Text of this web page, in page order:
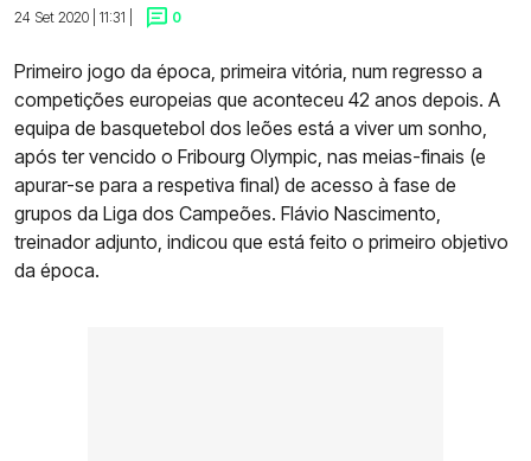
24 Set 2020 | 11:31 |
0
Primeiro jogo da época, primeira vitória, num regresso a
competições europeias que aconteceu 42 anos depois. A
equipa de basquetebol dos leões está a viver um sonho,
após ter vencido o Fribourg Olympic, nas meias-finais (e
apurar-se para a respetiva final) de acesso à fase de
grupos da Liga dos Campeões. Flávio Nascimento,
treinador adjunto, indicou que está feito o primeiro objetivo
da época.